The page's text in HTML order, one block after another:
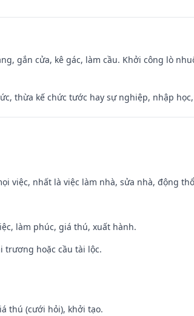
gắn cửa, kê gác, làm cầu. Khởi công lò
thừa kế chức tước hay sự nghiệp, nhập
việc, nhất là việc làm nhà, sửa nhà, động
làm phúc, giá thú, xuất hành.
trương hoặc cầu tài lộc.
thú (cưới hỏi), khởi tạo.